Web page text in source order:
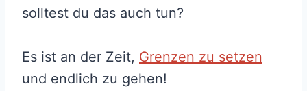
solltest du das auch tun?
Es ist an der Zeit, Grenzen zu setzen
und endlich zu gehen!